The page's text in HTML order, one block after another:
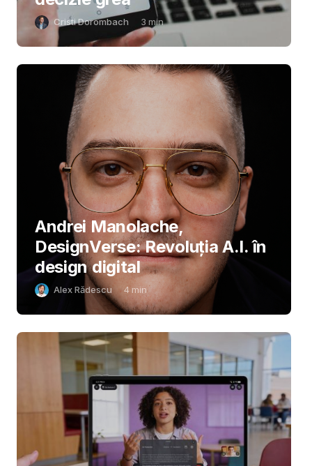
Cristi Dorombach 3 min
Andrei Manolache,
DesignVerse: Revoluția A.I. în
design digital
Alex Rădescu 4 min